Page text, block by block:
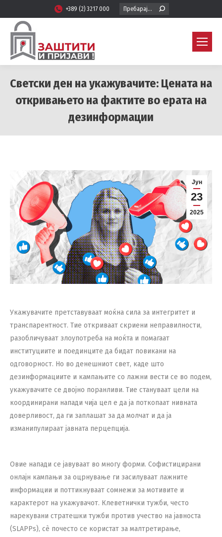
+389 (2) 3217 000 Search:
Светски ден на укажувачите: Цената на
откривањето на фактите во ерата на
дезинформации
Јун
23
2025
Укажувачите претставуваат моќна сила за интегритет и
транспарентност. Тие откриваат скриени неправилности,
разобличуваат злоупотреба на моќта и помагаат
институциите и поединците да бидат повикани на
одговорност. Но во денешниот свет, каде што
дезинформациите и кампањите со лажни вести се во подем,
укажувачите се двојно поранливи. Тие стануваат цели на
координирани напади чија цел е да ја поткопаат нивната
доверливост, да ги заплашат за да молчат и да ја
изманипулираат јавната перцепција.
Овие напади се јавуваат во многу форми. Софистицирани
онлајн кампањи за оцрнување ги засилуваат лажните
информации и поттикнуваат сомнежи за мотивите и
карактерот на укажувачот. Клеветнички тужби, често
нарекувани стратешки тужби против учество на јавноста
(SLAPPs), сè почесто се користат за малтретирање,